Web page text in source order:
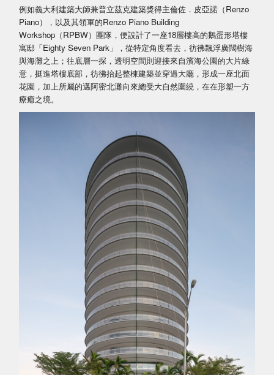
例如義大利建築大師兼普立茲克建築獎得主倫佐．皮亞諾（Renzo
Piano），以及其領軍的Renzo Piano Building
Workshop（RPBW）團隊，便設計了一座18層樓高的鵝蛋形塔樓
寓邸「Eighty Seven Park」，從特定角度看去，彷彿飄浮廣闊樹海
與海灘之上；往底層一探，透明空間則迎接來自濱海公園的大片綠
意，挺進塔樓底部，彷彿抬起整棟建築並穿過大廳，形成一座北面
花園，加上所屬的邁阿密北灘向來總受大自然圍繞，在在形塑一方
療癒之境。